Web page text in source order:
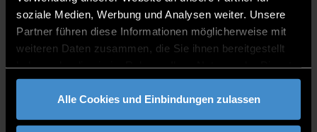
soziale Medien, Werbung und Analysen weiter. Unsere
Partner führen diese Informationen möglicherweise mit
weiteren Daten zusammen, die Sie ihnen bereitgestellt
gesammelt haben.
Alle Cookies und Einbindungen zulassen
CONTACT GmbH & Co KG in Nürnberg. Sie ist
Mitglied im Deutschen Designer Club DDC und bei
bayern design.
Seit 1997 arbeitet Susanne Krebs selbstständig und
hat in dieser Zeit internationale und mittelständische
Unternehmen und Organisationen begleitet. Sie hat
als Creative Director mehrmals den Auftritt der Daim-